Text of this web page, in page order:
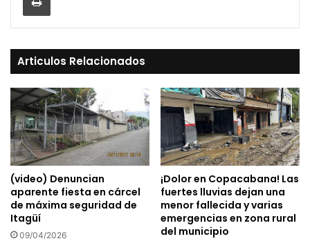
Articulos Relacionados
(video) Denuncian
aparente fiesta en cárcel
de máxima seguridad de
Itagüí
09/04/2026
¡Dolor en Copacabana! Las
fuertes lluvias dejan una
menor fallecida y varias
emergencias en zona rural
del municipio